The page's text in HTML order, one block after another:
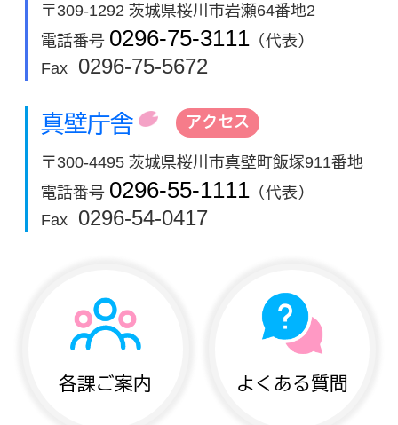
〒309-1292 茨城県桜川市岩瀬64番地2
電話番号 0296-75-3111 （代表）
Fax
0296-75-5672
真壁庁舎 アクセス
〒300-4495 茨城県桜川市真壁町飯塚911番地
電話番号 0296-55-1111 （代表）
Fax
0296-54-0417
各課ご案内 よくある質問